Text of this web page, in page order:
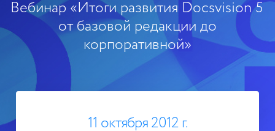
Вебинар «Итоги развития Docsvision 5
от базовой редакции до
корпоративной»
11 октября 2012 г.